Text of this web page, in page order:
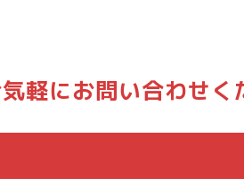
軽にお問い合わせく